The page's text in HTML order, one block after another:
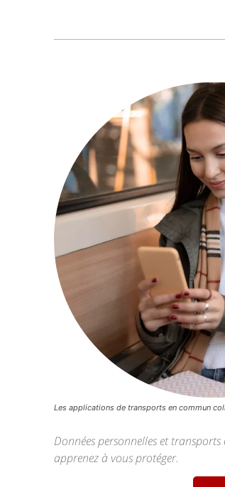
Les applications de transports en commun
Données personnelles et
apprenez à vous protéger.